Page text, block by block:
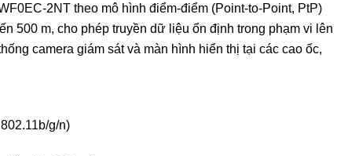
2NT theo mô hình điểm-điểm (Point-to-Point, PtP)
500 m, cho phép truyền dữ liệu ổn định trong phạm vi lên
camera giám sát và màn hình hiển thị tại các cao ốc,
g/n)